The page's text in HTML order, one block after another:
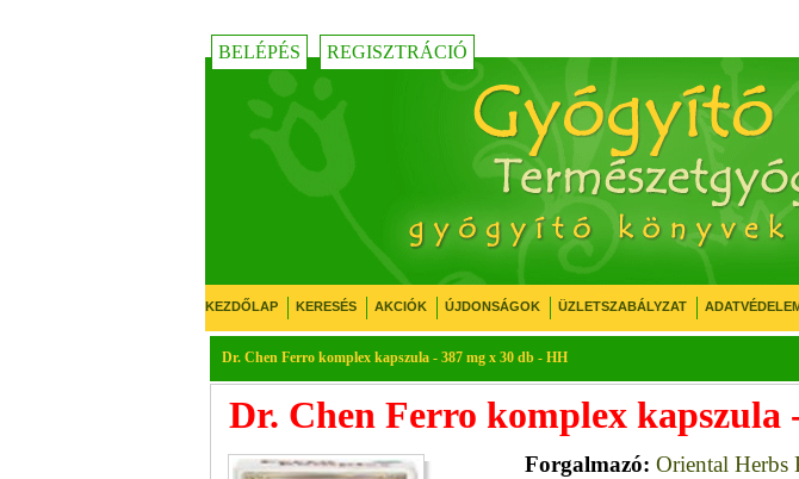
BELÉPÉS REGISZTRÁCIÓ
KEZDŐLAP KERESÉS AKCIÓK ÚJDONSÁGOK ÜZLETSZABÁLYZAT
Dr. Chen Ferro komplex kapszula - 387 mg x 30 db - HH
Dr. Chen Ferro komplex kapszula
Forgalmazó: Oriental Herbs